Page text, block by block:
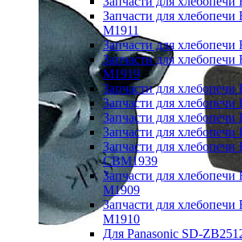
Запчасти для
M1911
Запчасти для
Запчасти для
M1919
Запчасти для
Запчасти для
Запчасти для
Запчасти для
Запчасти для
CBM1939
Запчасти для
M1909
Запчасти для
M1910
Для Panasonic SD-